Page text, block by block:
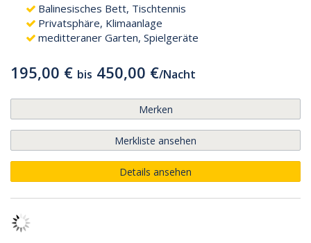
Balinesisches Bett, Tischtennis
Privatsphäre, Klimaanlage
meditteraner Garten, Spielgeräte
195,00 € bis 450,00 €/Nacht
Merken
Merkliste ansehen
Details ansehen